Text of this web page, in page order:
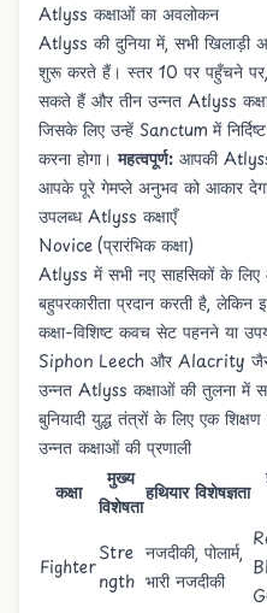
Atlyss कक्षाओं का अवलोकन
Atlyss की दुनिया में, सभी खिलाड़ी
शुरू करते हैं। स्तर 10 पर पहुँचने पर,
सकते हैं और तीन उन्नत Atlyss
जिसके लिए उन्हें Sanctum में
करना होगा।महत्वपूर्ण: आपकी
आपके पूरे गेमप्ले अनुभव को आकार
उपलब्ध Atlyss कक्षाएँ
Novice (प्रारंभिक कक्षा)
Atlyss में सभी नए साहसिकों के लिए
बहुपरकारीता प्रदान करती है,
कक्षा-विशिष्ट कवच सेट पहनने या
Siphon Leech औरAlacrity
उन्नत Atlyss कक्षाओं की तुलना में
बुनियादी युद्ध तंत्रों के लिए एक
उन्नत कक्षाओं की प्रणाली
कक्षा
मुख्य
विशेषता
हथियार विशेषज्ञता
Fighter
Stre
ngth
नजदीकी, पोलार्म,
भारी नजदीकी